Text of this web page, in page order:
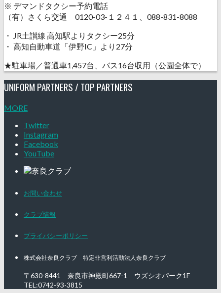
※ デマンドタクシー予約電話
（有）さくら交通 0120-03-１２４１、088-831-8088
・ JR土讃線 高知駅よりタクシー25分
・ 高知自動車道「伊野IC」より27分
★駐車場／普通車1,457台、バス16台収用（公園全体で）
UNIFORM PARTNERS / TOP PARTNERS
MORE
Twitter
Instagram
Facebook
YouTube
お問い合わせ
クラブ情報
プライバシーポリシー
株式会社奈良クラブ 特定非営利活動法人奈良クラブ
〒630-8441 奈良市神殿町667-1 ウズシオパーク1F
TEL:0742-93-3815